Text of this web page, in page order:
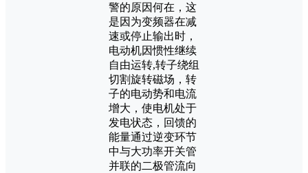
警的原因何在，这
是因为变频器在减
速或停止输出时，
电动机因惯性继续
自由运转,转子绕组
切割旋转磁场，转
子的电动势和电流
增大，使电机处于
发电状态，回馈的
能量通过逆变环节
中与大功率开关管
并联的二极管流向